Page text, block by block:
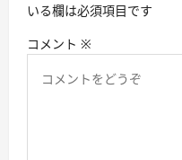
いる欄は必須項目です
コメント ※